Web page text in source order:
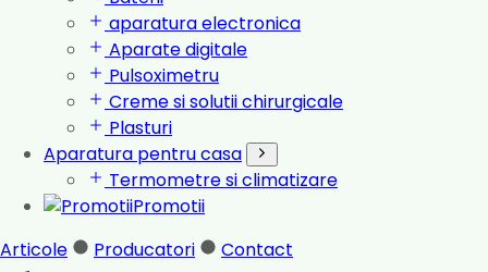
aparatura electronica
Aparate digitale
Pulsoximetru
Creme si solutii chirurgicale
Plasturi
Aparatura pentru casa
Termometre si climatizare
Promotii
Articole
Producatori Contact